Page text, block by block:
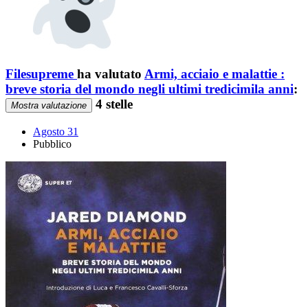
Filesupreme ha valutato Armi, acciaio e malattie :
breve storia del mondo negli ultimi tredicimila anni:
Mostra valutazione 4 stelle
Agosto 31
Pubblico